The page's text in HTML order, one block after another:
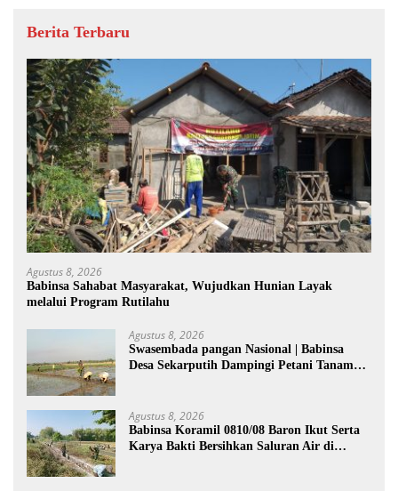
Berita Terbaru
Agustus 8, 2026
Babinsa Sahabat Masyarakat, Wujudkan Hunian Layak
melalui Program Rutilahu
Agustus 8, 2026
Swasembada pangan Nasional | Babinsa
Desa Sekarputih Dampingi Petani Tanam
Agustus 8, 2026
Babinsa Koramil 0810/08 Baron Ikut Serta
Karya Bakti Bersihkan Saluran Air di